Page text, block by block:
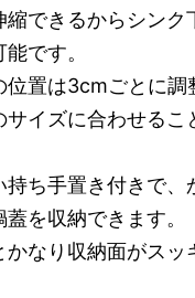
縮できるからシンク
です。
位置は3cmごとに調
イズに合わせるこ
持ち手置き付きで、
を収納できます。
かなり収納面がスッ